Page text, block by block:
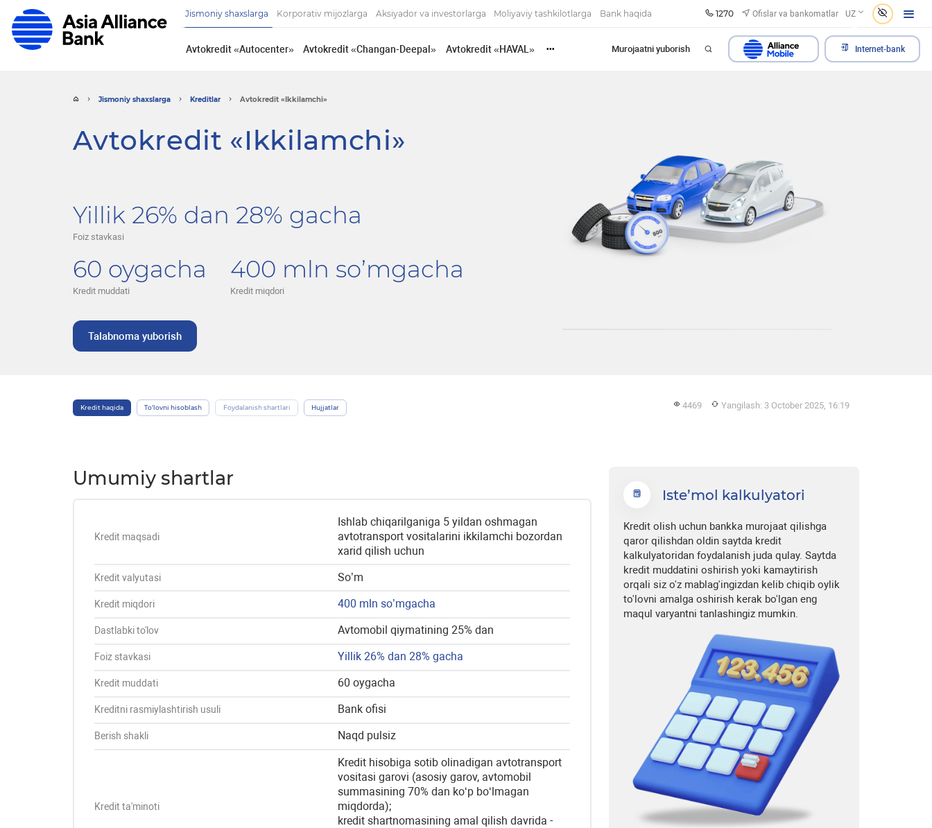
Jismoniy shaxslarga Korporativ mijozlarga Aksiyador va investorlarga Moliyaviy tashkilotlarga Bank haqida 1270 Ofislar va bankomatlar UZ
Avtokredit «Autocenter» Avtokredit «Changan-Deepal» Avtokredit «HAVAL» ••• Murojaatni yuborish Internet-bank
Jismoniy shaxslarga Kreditlar Avtokredit «Ikkilamchi»
Avtokredit «Ikkilamchi»
Yillik 26% dan 28% gacha
Foiz stavkasi
60 oygacha
Kredit muddati
400 mln so’mgacha
Kredit miqdori
Talabnoma yuborish
Kredit haqida To’lovni hisoblash Foydalanish shartlari Hujjatlar 4469 Yangilash: 3 October 2025, 16:19
Umumiy shartlar
Kredit maqsadi
Ishlab chiqarilganiga 5 yildan oshmagan
avtotransport vositalarini ikkilamchi bozordan
xarid qilish uchun
Kredit valyutasi So’m
Kredit miqdori 400 mln so’mgacha
Dastlabki to'lov Avtomobil qiymatining 25% dan
Foiz stavkasi Yillik 26% dan 28% gacha
Kredit muddati 60 oygacha
Kreditni rasmiylashtirish usuli Bank ofisi
Berish shakli Naqd pulsiz
Kredit ta'minoti
Kredit hisobiga sotib olinadigan avtotransport
vositasi garovi (asosiy garov, avtomobil
summasining 70% dan ko‘p bo‘lmagan
miqdorda);
kredit shartnomasining amal qilish davrida -
Iste’mol kalkulyatori
Kredit olish uchun bankka murojaat qilishga
qaror qilishdan oldin saytda kredit
kalkulyatoridan foydalanish juda qulay. Saytda
kredit muddatini oshirish yoki kamaytirish
orqali siz o'z mablag'ingizdan kelib chiqib oylik
to'lovni amalga oshirish kerak bo'lgan eng
maqul varyantni tanlashingiz mumkin.